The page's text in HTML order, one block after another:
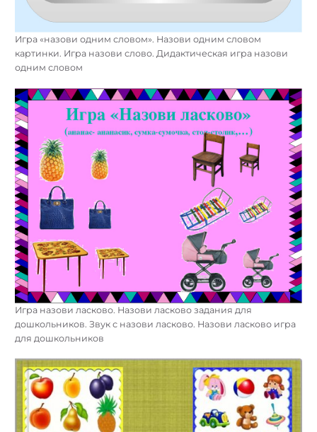
Игра «назови одним словом». Назови одним словом
картинки. Игра назови слово. Дидактическая игра назови
одним словом
Игра назови ласково. Назови ласково задания для
дошкольников. Звук с назови ласково. Назови ласково игра
для дошкольников